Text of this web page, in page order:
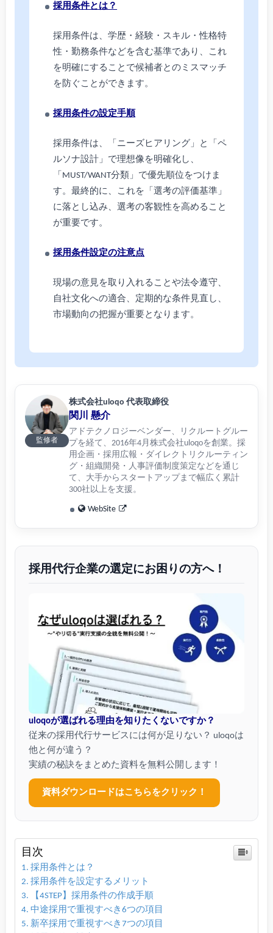
採用条件とは？
採用条件は、学歴・経験・スキル・性格特
性・勤務条件などを含む基準であり、これ
を明確にすることで候補者とのミスマッチ
を防ぐことができます。
採用条件の設定手順
採用条件は、「ニーズヒアリング」と「ペ
ルソナ設計」で理想像を明確化し、
「MUST/WANT分類」で優先順位をつけま
す。最終的に、これを「選考の評価基準」
に落とし込み、選考の客観性を高めること
が重要です。
採用条件設定の注意点
現場の意見を取り入れることや法令遵守、
自社文化への適合、定期的な条件見直し、
市場動向の把握が重要となります。
監修者
株式会社uloqo 代表取締役
関川 懸介
アドテクノロジーベンダー、リクルートグルー
プを経て、2016年4月株式会社uloqoを創業。採
用企画・採用広報・ダイレクトリクルーティン
グ・組織開発・人事評価制度策定などを通じ
て、大手からスタートアップまで幅広く累計
300社以上を支援。
WebSite
採用代行企業の選定にお困りの方へ！
uloqoが選ばれる理由を知りたくないですか？
従来の採用代行サービスには何が足りない？ uloqoは
他と何が違う？
実績の秘訣をまとめた資料を無料公開します！
資料ダウンロードはこちらをクリック！
目次
採用条件とは？
採用条件を設定するメリット
【4STEP】採用条件の作成手順
中途採用で重視すべき6つの項目
新卒採用で重視すべき7つの項目